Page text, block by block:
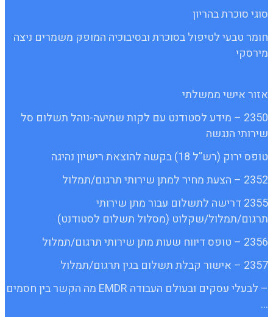
סוגי סוכרת בהריון
חומר טבעי לטיפול בסוכרת ובסיבוכיה המופק משמרים ניצה
מירסקי
אזור אישי ממשלתי
2350 – מידע לסטודנט עם לקות שמיעה-נוהל תשלום סל
שירותי הנגשה
טופס ירוק (רש”ל 18) בקשה להוצאת רישיון נהיגה
2352 – הצעת מחיר למתן שירותי תרגום/תמלול
2355 דרישה לתשלום עבור מתן שירותי
תרגום/תמלול/שקלוט (מסלול תשלום לסטודנט)
2356 – טופס דיווח שעות מתן שירותי תרגום/תמלול
2357 – אישור קבלת תשלום בגין תרגום/תמלול
– לבעלי עסקים ובעולם העבודה EMDR מה הקשר בין חסמים
…